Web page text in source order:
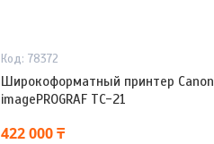
78372
Широкоформатный принтер Canon
imagePROGRAF TC-21
422 000 ₸